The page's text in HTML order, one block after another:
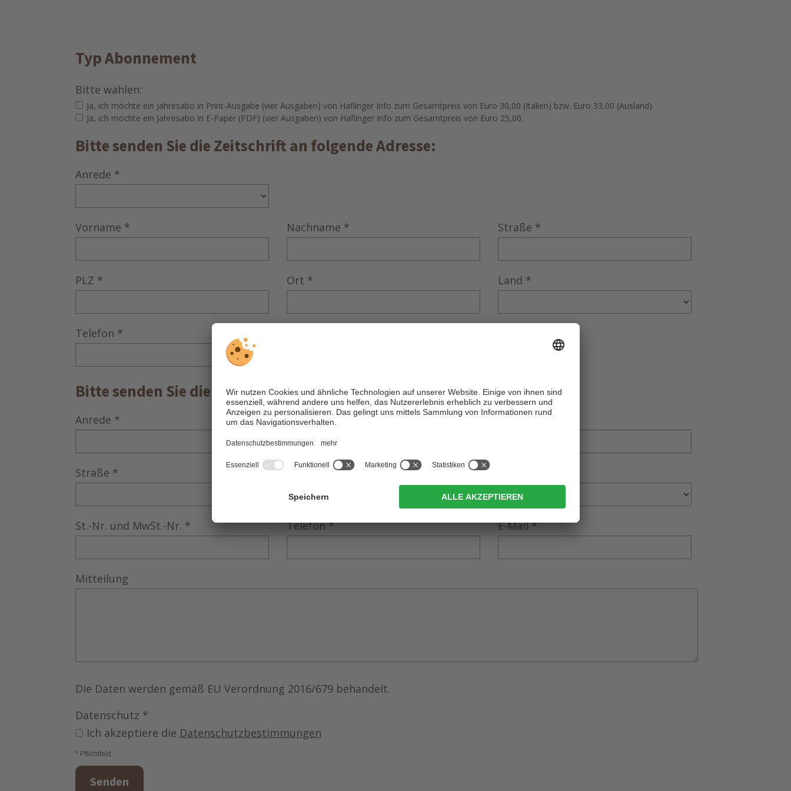
Typ Abonnement
Bitte wählen:
Ja, ich möchte ein Jahresabo in Print-Ausgabe (vier Ausgaben) von Haflinger Info zum Gesamtpreis von Euro 30,00 (Italien) bzw. Euro 33,00 (Ausland).
Ja, ich möchte ein Jahresabo in E-Paper (PDF) (vier Ausgaben) von Haflinger Info zum Gesamtpreis von Euro 25,00.
Bitte senden Sie die Zeitschrift an folgende Adresse:
Anrede *
Vorname * Nachname * Straße *
PLZ * Ort * Land *
Telefon *
Bitte senden Sie die Rechnung für das Abo an folgende Adresse:
Anrede * Vorname * Nachname
Straße *
St.-Nr. und MwSt.-Nr. * Telefon * E-Mail *
Mitteilung
Die Daten werden gemäß EU Verordnung 2016/679 behandelt.
Datenschutz *
Ich akzeptiere die Datenschutzbestimmungen
* Pflichtfeld
Senden